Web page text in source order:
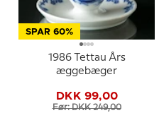
SPAR 60%
1986 Tettau Års
æggebæger
DKK 99,00
Før: DKK 249,00